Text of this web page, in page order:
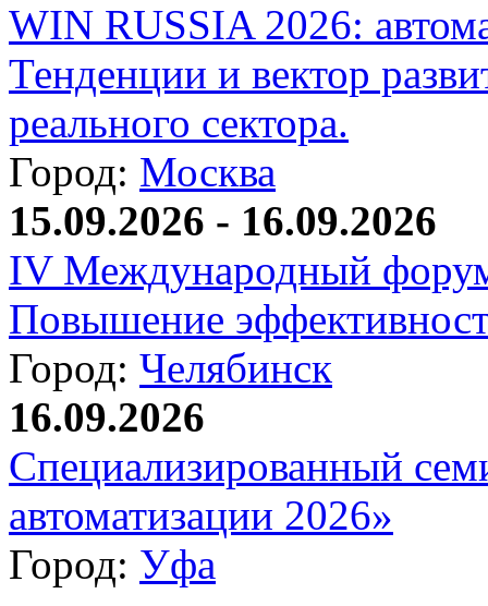
WIN RUSSIA 2026:
Тенденции и вектор
реального сектора.
Город: Москва
15.09.2026 - 16.09.2026
IV Международный
Повышение
Город: Челябинск
16.09.2026
Специализированный
автоматизации 2026»
Город: Уфа